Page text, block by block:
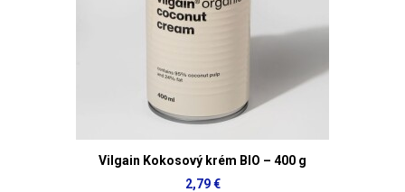
Vilgain Kokosový krém BIO – 400 g
2,79 €